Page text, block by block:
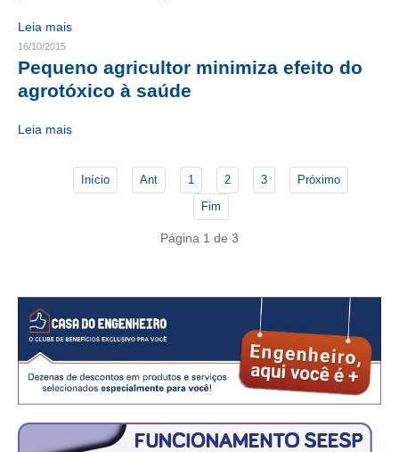
CONVÊNIOS
PLANO DE SAÚDE
CAMPANHAS SALARIAIS
NOTÍCIAS
CONTEÚDO ESPECIAL
JORNAL DO ENGENHEIRO
AGENDA
SEESP NOTÍCIAS
Leia mais
16/10/2015
Pequeno agricultor minimiza efeito do
agrotóxico à saúde
Leia mais
Início Ant 1 2 3
Próximo
Fim
Página 1 de 3